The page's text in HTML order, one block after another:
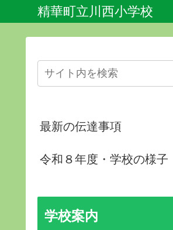
精華町立川西小学校
最新の伝達事項
令和８年度・学校の様子
学校案内